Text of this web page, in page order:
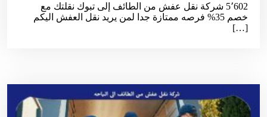
5٬602 شركة نقل عفش من الطائف إلى تبوك نقلتك مع
خصم 35% فرصه ممتازة جدا لمن يريد نقل العفش اليكم
[…]